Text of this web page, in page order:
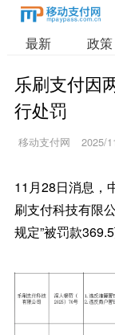
最新 政策
乐刷支付因
行处罚
移动支付网 2025/
11月28日消息，
刷支付科技有限
规定”被罚款